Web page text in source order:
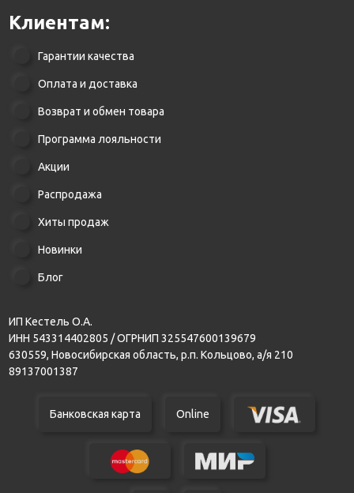
Клиентам:
Гарантии качества
Оплата и доставка
Возврат и обмен товара
Программа лояльности
Акции
Распродажа
Хиты продаж
Новинки
Блог
ИП Кестель О.А.
ИНН 543314402805 / ОГРНИП 325547600139679
630559, Новосибирская область, р.п. Кольцово, а/я 210
89137001387
Банковская карта Online